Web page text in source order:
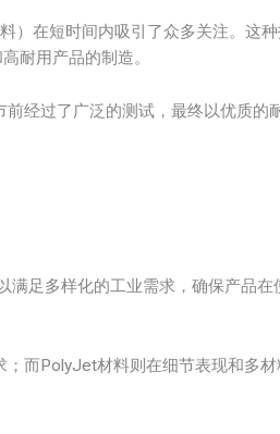
）在短时间内吸引了众多关注。这
耐用产品的制造。
经过了广泛的测试，最终以优质的
足多样化的工业需求，确保产品在
而PolyJet材料则在细节表现和多材